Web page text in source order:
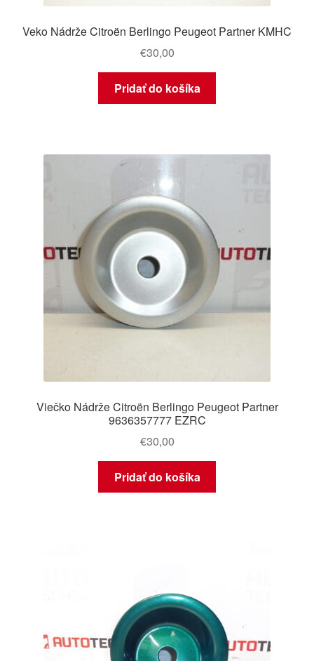
Veko Nádrže Citroën Berlingo Peugeot Partner KMHC
€30,00
Pridať do košíka
Viečko Nádrže Citroën Berlingo Peugeot Partner
9636357777 EZRC
€30,00
Pridať do košíka